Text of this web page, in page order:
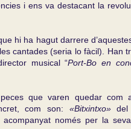
i ens va destacant la
hi ha hagut darrere
cantades (seria lo fàcil). Han
musical “Port-Bo en
que varen quedar com
com son: «Bitxintxo»del
acompanyat només per la